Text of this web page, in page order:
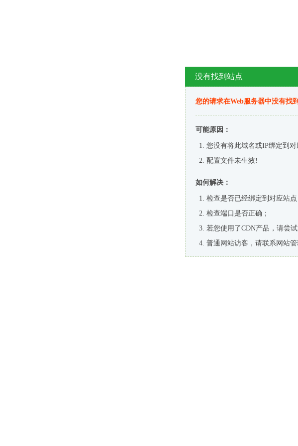
没有找到站点
您的请求在Web服务器中没有找
可能原因：
您没有将此域名或IP绑定到对
配置文件未生效!
如何解决：
检查是否已经绑定到对应站
检查端口是否正确；
若您使用了CDN产品，请尝试
普通网站访客，请联系网站管